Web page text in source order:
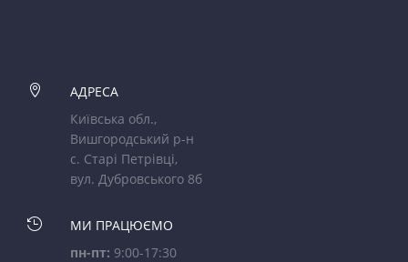

АДРЕСА
Київська обл.,
Вишгородський р-н
с. Старі Петрівці,
вул. Дубровського 8б

МИ ПРАЦЮЄМО
пн-пт: 9:00-17:30